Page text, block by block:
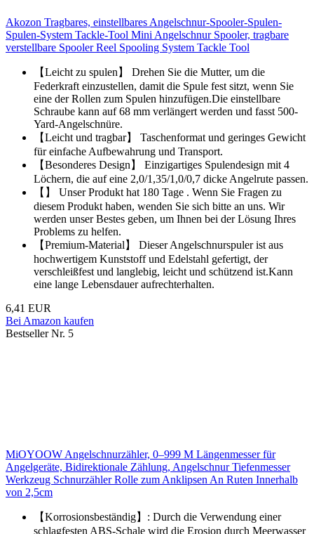
Akozon Tragbares, einstellbares Angelschnur-Spooler-Spulen-
Spulen-System Tackle-Tool Mini Angelschnur Spooler, tragbare
verstellbare Spooler Reel Spooling System Tackle Tool
【Leicht zu spulen】 Drehen Sie die Mutter, um die
Federkraft einzustellen, damit die Spule fest sitzt, wenn Sie
eine der Rollen zum Spulen hinzufügen.Die einstellbare
Schraube kann auf 68 mm verlängert werden und fasst 500-
Yard-Angelschnüre.
【Leicht und tragbar】 Taschenformat und geringes Gewicht
für einfache Aufbewahrung und Transport.
【Besonderes Design】 Einzigartiges Spulendesign mit 4
Löchern, die auf eine 2,0/1,35/1,0/0,7 dicke Angelrute passen.
【】 Unser Produkt hat 180 Tage . Wenn Sie Fragen zu
diesem Produkt haben, wenden Sie sich bitte an uns. Wir
werden unser Bestes geben, um Ihnen bei der Lösung Ihres
Problems zu helfen.
【Premium-Material】 Dieser Angelschnurspuler ist aus
hochwertigem Kunststoff und Edelstahl gefertigt, der
verschleißfest und langlebig, leicht und schützend ist.Kann
eine lange Lebensdauer aufrechterhalten.
6,41 EUR
Bei Amazon kaufen
Bestseller Nr. 5
MiOYOOW Angelschnurzähler, 0–999 M Längenmesser für
Angelgeräte, Bidirektionale Zählung, Angelschnur Tiefenmesser
Werkzeug Schnurzähler Rolle zum Anklipsen An Ruten Innerhalb
von 2,5cm
【Korrosionsbeständig】: Durch die Verwendung einer
schlagfesten ABS-Schale wird die Erosion durch Meerwasser